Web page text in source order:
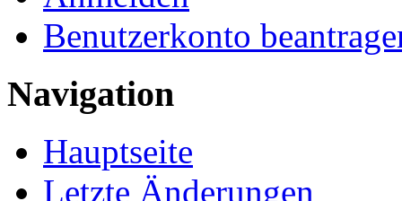
Benutzerkonto
Navigation
Hauptseite
Letzte Änderungen